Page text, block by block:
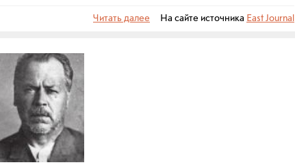
Читать далее На сайте источника East Journal